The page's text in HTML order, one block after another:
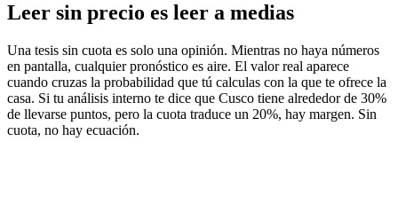
Leer sin precio es leer a medias
Una tesis sin cuota es solo una opinión. Mientras no haya números
en pantalla, cualquier pronóstico es aire. El valor real aparece
cuando cruzas la probabilidad que tú calculas con la que te ofrece la
casa. Si tu análisis interno te dice que Cusco tiene alrededor de 30%
de llevarse puntos, pero la cuota traduce un 20%, hay margen. Sin
cuota, no hay ecuación.